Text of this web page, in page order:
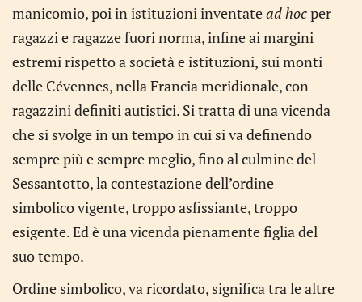
manicomio, poi in istituzioni inventatead hocper
ragazzi e ragazze fuori norma, infine ai margini
estremi rispetto a società e istituzioni, sui monti
delle Cévennes, nella Francia meridionale, con
ragazzini definiti autistici. Si tratta di una vicenda
che si svolge in un tempo in cui si va definendo
sempre più e sempre meglio, fino al culmine del
Sessantotto, la contestazione dell’ordine
simbolico vigente, troppo asfissiante, troppo
esigente. Ed è una vicenda pienamente figlia del
suo tempo.
Ordine simbolico, va ricordato, significa tra le altre